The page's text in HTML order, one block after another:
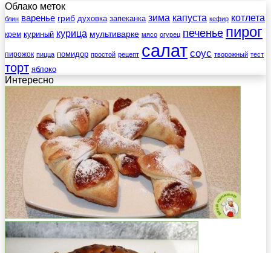
Облако меток
блин варенье гриб духовка запеканка зима капуста кефир котлета
крем куриный курица мультиварке мясо огурец печенье пирог
пирожок пицца помидор простой рецепт салат соус творожный тест
торт яблоко
Интересно